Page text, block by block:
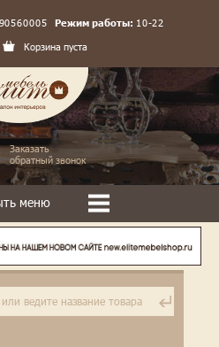
Режим работы: 10-22
Заказать
обратный звонок
Корзина пуста
меню